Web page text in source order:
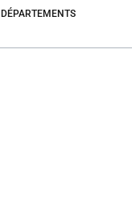
DÉPARTEMENTS